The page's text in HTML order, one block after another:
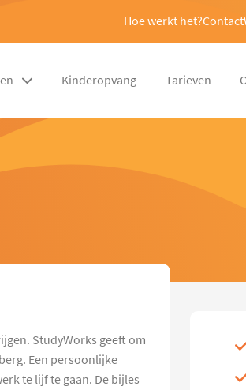
Hoe werkt het?Contact
Kinderopvang Tarieven
StudyWorks geeft om
Een persoonlijke
te lijf te gaan. De bijles